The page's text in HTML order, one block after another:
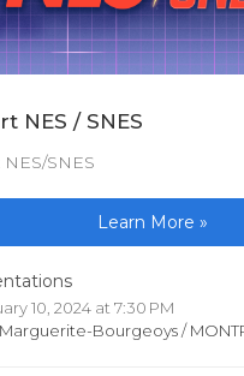
NES / SNES
SNES
Learn More »
10, 2024 at 7:30 PM
Bourgeoys /